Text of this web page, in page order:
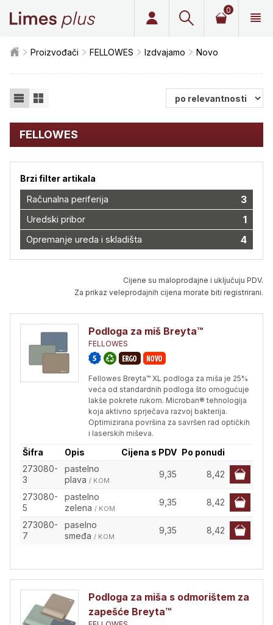
0
Proizvođači FELLOWES Izdvajamo Novo
FELLOWES
Brzi filter artikala
Računalna periferija 3
Uredski pribor 1
Opremanje ureda i skladišta 4
Cijene su maloprodajne i uključuju PDV.
Za prikaz veleprodajnih cijena morate biti registrirani.
Podloga za miš Breyta™
FELLOWES
Fellowes Breyta™ XL podloga za miša je 25%
veća od standardnih podloga što omogućuje
lakše pokrete rukom. Microban® tehnologija
koja aktivno sprječava razvoj bakterija.
Optimizirana površina za savršen rad optičkih
i laserskih miševa.
Šifra Opis Cijena s PDV Po ponudi
273080-
3
pastelno
plava / KOM
9,35 8,42
273080-
5
pastelno
zelena / KOM
9,35 8,42
273080-
7
paselno
smeđa / KOM
9,35 8,42
Podloga za miša s odmorištem za
zapešće Breyta™